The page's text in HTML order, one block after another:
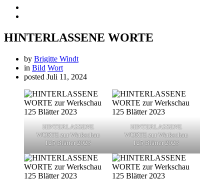
HINTERLASSENE WORTE
by Brigitte Windt
in Bild Wort
posted Juli 11, 2024
HINTERLASSENE
WORTE zur Werkschau
125 Blätter 2023
HINTERLASSENE
WORTE zur Werkschau
125 Blätter 2023